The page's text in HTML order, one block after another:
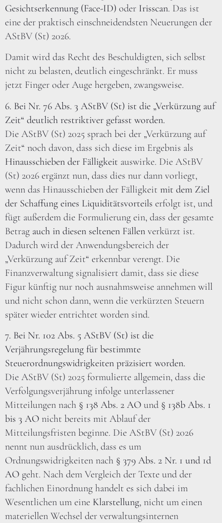
Gesichtserkennung (Face-ID) oder Irisscan. Das ist
eine der praktisch einschneidendsten Neuerungen der
AStBV (St) 2026.
Damit wird das Recht des Beschuldigten, sich selbst
nicht zu belasten, deutlich eingeschränkt. Er muss
jetzt Finger oder Auge hergeben, zwangsweise.
6. Bei Nr. 76 Abs. 3 AStBV (St) ist die „Verkürzung auf
Zeit“ deutlich restriktiver gefasst worden.
Die AStBV (St) 2025 sprach bei der „Verkürzung auf
Zeit“ noch davon, dass sich diese im Ergebnis als
Hinausschieben der Fälligkeit auswirke. Die AStBV
(St) 2026 ergänzt nun, dass dies nur dann vorliegt,
wenn das Hinausschieben der Fälligkeit mit dem Ziel
der Schaffung eines Liquiditätsvorteils erfolgt ist, und
fügt außerdem die Formulierung ein, dass der gesamte
Betrag auch in diesen seltenen Fällen verkürzt ist.
Dadurch wird der Anwendungsbereich der
„Verkürzung auf Zeit“ erkennbar verengt. Die
Finanzverwaltung signalisiert damit, dass sie diese
Figur künftig nur noch ausnahmsweise annehmen will
und nicht schon dann, wenn die verkürzten Steuern
später wieder entrichtet worden sind.
7. Bei Nr. 102 Abs. 5 AStBV (St) ist die
Verjährungsregelung für bestimmte
Steuerordnungswidrigkeiten präzisiert worden.
Die AStBV (St) 2025 formulierte allgemein, dass die
Verfolgungsverjährung infolge unterlassener
Mitteilungen nach § 138 Abs. 2 AO und § 138b Abs. 1
bis 3 AO nicht bereits mit Ablauf der
Mitteilungsfristen beginne. Die AStBV (St) 2026
nennt nun ausdrücklich, dass es um
Ordnungswidrigkeiten nach § 379 Abs. 2 Nr. 1 und 1d
AO geht. Nach dem Vergleich der Texte und der
fachlichen Einordnung handelt es sich dabei im
Wesentlichen um eine Klarstellung, nicht um einen
materiellen Wechsel der verwaltungsinternen